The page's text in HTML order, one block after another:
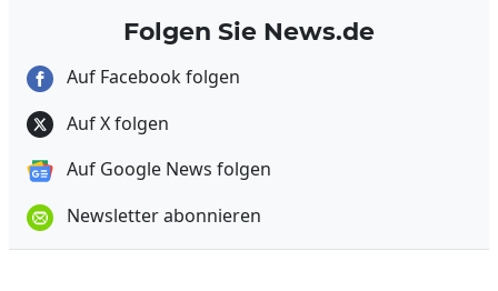
Folgen Sie News.de
Auf Facebook folgen
Auf X folgen
Auf Google News folgen
Newsletter abonnieren